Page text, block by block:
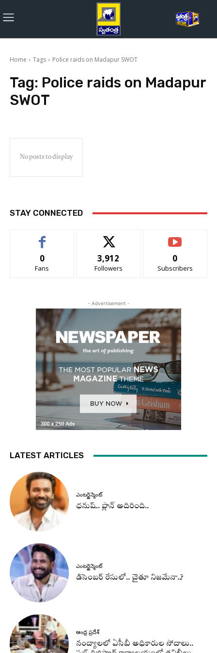
Home Tags Police raids on Madapur SWOT
Tag: Police raids on Madapur
SWOT
No posts to display
STAY CONNECTED
0
Fans
3,912
Followers
0
Subscribers
- Advertisement -
LATEST ARTICLES
ఎంటర్టైన్మెంట్
ధనుష్‌.. ప్లాన్ అదిరింది..
ఎంటర్టైన్మెంట్
డిసెంబర్ రేసులో.. చైతూ నిజమేనా..?
ఆంధ్ర ప్రదేశ్
నంద్యాలలో ఏసీబీ అధికారుల సోదాలు..